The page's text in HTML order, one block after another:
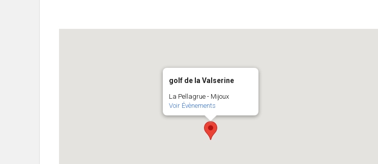
golf de la Valserine
La Pellagrue - Mijoux
Voir Évènements